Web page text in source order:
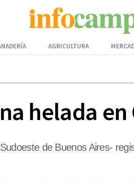
AGRICULTURA
helada
de Buenos Aires-